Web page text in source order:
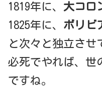
1819年に、 大コロ
1825年に、 ボリビ
と次々と独立させ
必死でやれば、世
ですね。